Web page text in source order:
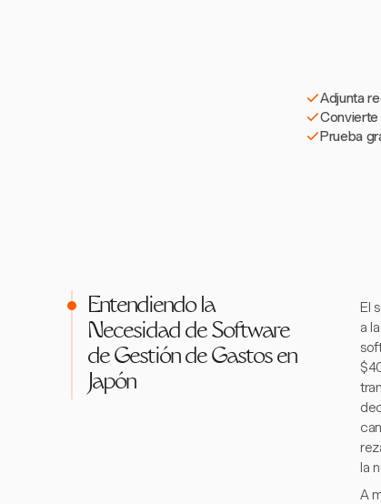
Adjunta
Prueba
Entendiendo la
Necesidad de Software
de Gestión de Gastos en
Japón
El
a
la
A